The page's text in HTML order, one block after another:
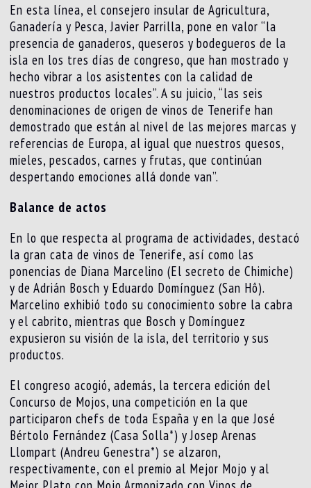
En esta línea, el consejero insular de Agricultura,
Ganadería y Pesca, Javier Parrilla, pone en valor “la
presencia de ganaderos, queseros y bodegueros de la
isla en los tres días de congreso, que han mostrado y
hecho vibrar a los asistentes con la calidad de
nuestros productos locales”. A su juicio, “las seis
denominaciones de origen de vinos de Tenerife han
demostrado que están al nivel de las mejores marcas y
referencias de Europa, al igual que nuestros quesos,
mieles, pescados, carnes y frutas, que continúan
despertando emociones allá donde van”.
Balance de actos
En lo que respecta al programa de actividades, destacó
la gran cata de vinos de Tenerife, así como las
ponencias de Diana Marcelino (El secreto de Chimiche)
y de Adrián Bosch y Eduardo Domínguez (San Hô).
Marcelino exhibió todo su conocimiento sobre la cabra
y el cabrito, mientras que Bosch y Domínguez
expusieron su visión de la isla, del territorio y sus
productos.
El congreso acogió, además, la tercera edición del
Concurso de Mojos, una competición en la que
participaron chefs de toda España y en la que José
Bértolo Fernández (Casa Solla*) y Josep Arenas
Llompart (Andreu Genestra*) se alzaron,
respectivamente, con el premio al Mejor Mojo y al